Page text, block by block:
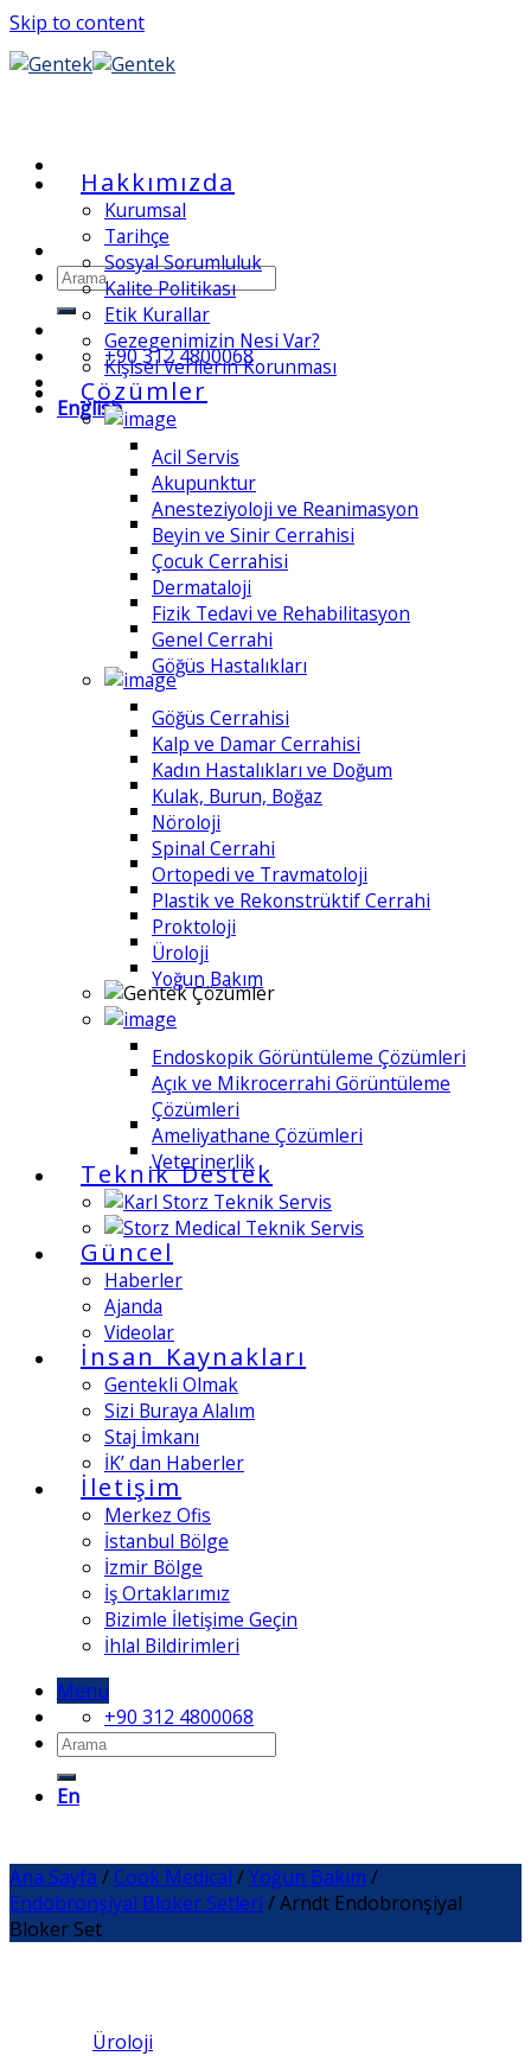
Skip to content
+90 312 4800068
English
Hakkımızda
Kurumsal
Tarihçe
Sosyal Sorumluluk
Kalite Politikası
Etik Kurallar
Gezegenimizin Nesi Var?
Kişisel Verilerin Korunması
Çözümler
Acil Servis
Akupunktur
Anesteziyoloji ve Reanimasyon
Beyin ve Sinir Cerrahisi
Çocuk Cerrahisi
Dermataloji
Fizik Tedavi ve Rehabilitasyon
Genel Cerrahi
Göğüs Hastalıkları
Göğüs Cerrahisi
Kalp ve Damar Cerrahisi
Kadın Hastalıkları ve Doğum
Kulak, Burun, Boğaz
Nöroloji
Spinal Cerrahi
Ortopedi ve Travmatoloji
Plastik ve Rekonstrüktif Cerrahi
Proktoloji
Üroloji
Yoğun Bakım
Endoskopik Görüntüleme Çözümleri
Açık ve Mikrocerrahi Görüntüleme
Çözümleri
Ameliyathane Çözümleri
Veterinerlik
Teknik Destek
Güncel
Haberler
Ajanda
Videolar
İnsan Kaynakları
Gentekli Olmak
Sizi Buraya Alalım
Staj İmkanı
İK’ dan Haberler
İletişim
Merkez Ofis
İstanbul Bölge
İzmir Bölge
İş Ortaklarımız
Bizimle İletişime Geçin
İhlal Bildirimleri
Menu
+90 312 4800068
En
Ana Sayfa /Cook Medical /Yoğun Bakım /
Endobronşiyal Bloker Setleri /Arndt Endobronşiyal
Bloker Set
Üroloji